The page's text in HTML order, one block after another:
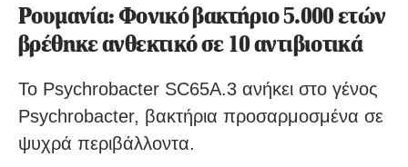
Ρουμανία: Φονικό βακτήριο 5.000 ετών
βρέθηκε ανθεκτικό σε 10 αντιβιοτικά
Το Psychrobacter SC65A.3 ανήκει στο γένος
Psychrobacter, βακτήρια προσαρμοσμένα σε
ψυχρά περιβάλλοντα.